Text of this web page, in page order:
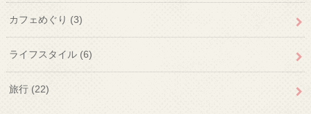
カフェめぐり (3)
ライフスタイル (6)
旅行 (22)